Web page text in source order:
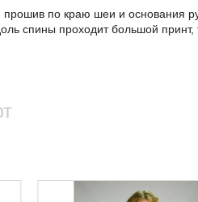
по краю шеи и основания
спины проходит большой